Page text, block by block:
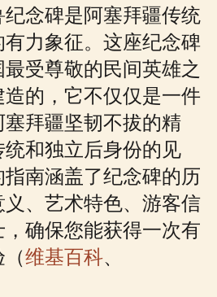
念碑是阿塞拜疆传统
力象征。这座纪念碑
受尊敬的民间英雄之
的，它不仅仅是一件
拜疆坚韧不拔的精
和独立后身份的见
南涵盖了纪念碑的历
、艺术特色、游客信
确保您能获得一次有
维基百科、